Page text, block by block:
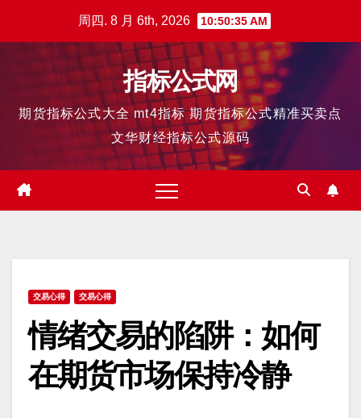
周四. 8 月 6th, 2026 10:50:35 AM
指标公式网
期货指标公式大全 mt4指标 期货指标公式精准买卖点
文华财经指标公式源码
交易心得 交易心得
情绪交易的陷阱：如何
在期货市场保持冷静